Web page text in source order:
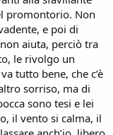
promontorio. Non
e poi di
aiuta, perciò tra
le rivolgo un
tutto bene, che c’è
sorriso, ma di
sono tesi e lei
il vento si calma, il